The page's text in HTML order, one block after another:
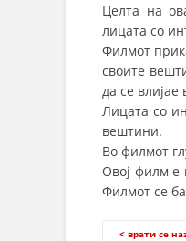
Целта на
лицата со
Филмот
своите
да се
Лицата со
вештини.
Во филмот
Овој филм е
Филмот се
< врати се